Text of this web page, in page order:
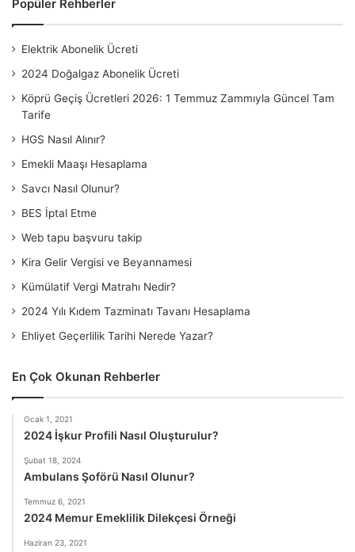
Popüler Rehberler
Elektrik Abonelik Ücreti
2024 Doğalgaz Abonelik Ücreti
Köprü Geçiş Ücretleri 2026: 1 Temmuz Zammıyla Güncel Tam
Tarife
HGS Nasıl Alınır?
Emekli Maaşı Hesaplama
Savcı Nasıl Olunur?
BES İptal Etme
Web tapu başvuru takip
Kira Gelir Vergisi ve Beyannamesi
Kümülatif Vergi Matrahı Nedir?
2024 Yılı Kıdem Tazminatı Tavanı Hesaplama
Ehliyet Geçerlilik Tarihi Nerede Yazar?
En Çok Okunan Rehberler
Ocak 1, 2021
2024 İşkur Profili Nasıl Oluşturulur?
Şubat 18, 2024
Ambulans Şoförü Nasıl Olunur?
Temmuz 6, 2021
2024 Memur Emeklilik Dilekçesi Örneği
Haziran 23, 2021